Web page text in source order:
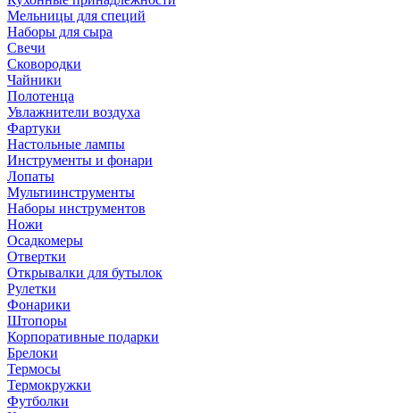
Мельницы для специй
Наборы для сыра
Свечи
Сковородки
Чайники
Полотенца
Увлажнители воздуха
Фартуки
Настольные лампы
Инструменты и фонари
Лопаты
Мультиинструменты
Наборы инструментов
Ножи
Осадкомеры
Отвертки
Открывалки для бутылок
Рулетки
Фонарики
Штопоры
Корпоративные подарки
Брелоки
Термосы
Термокружки
Футболки